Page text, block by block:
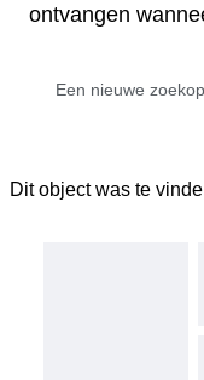
ontvangen
Dit object was te